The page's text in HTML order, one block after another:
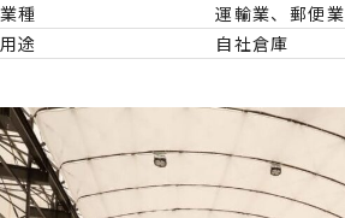
業種
運輸業、郵便業
用途
自社倉庫